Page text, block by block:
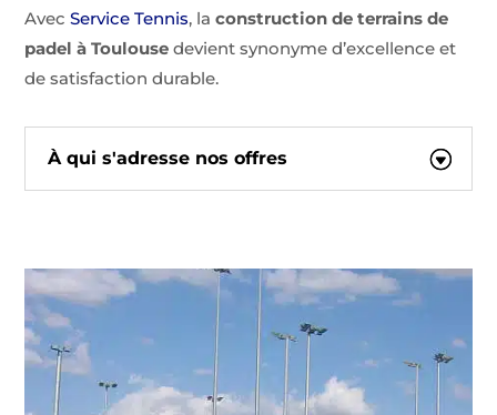
AvecService Tennis, laconstruction de terrains de
padel à Toulouse devient synonyme d’excellence et
de satisfaction durable.
À qui s'adresse nos offres